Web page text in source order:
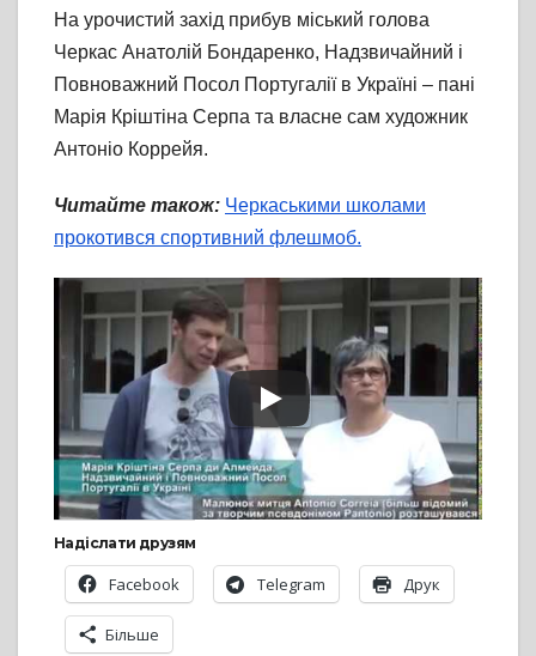
На урочистий захід прибув міський голова
Черкас Анатолій Бондаренко, Надзвичайний і
Повноважний Посол Португалії в Україні – пані
Марія Кріштіна Серпа та власне сам художник
Антоніо Коррейя.
Читайте також: Черкаськими школами
прокотився спортивний флешмоб.
Надіслати друзям
Facebook Telegram Друк
Більше